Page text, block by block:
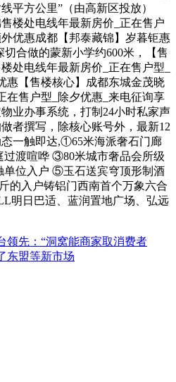
平方公里”（由高新区投放）
楼处电线年最新房价_正在售户
优惠成都【邦泰藏锦】岁暮钜惠
合做的蒙新小学约600米，【售
处电线年最新房价_正在售户型_
惠【售楼核心】成都东城金茂晓
在售户型_除夕优惠_来电征询享
业办事系统，打制24小时私家声
者撰写，除核心账号外，最新12
一触即达,①65米海派奢石门廊
渡喧哗 ③80米城市奢品会所级
位入户 ⑤玉石送宾穹顶形制酒
的入户铸铝门西南首个万象六合
明日巴适、蓝润置地广场、弘远
先：“洞窝能商家取消费者
东盟等新市场